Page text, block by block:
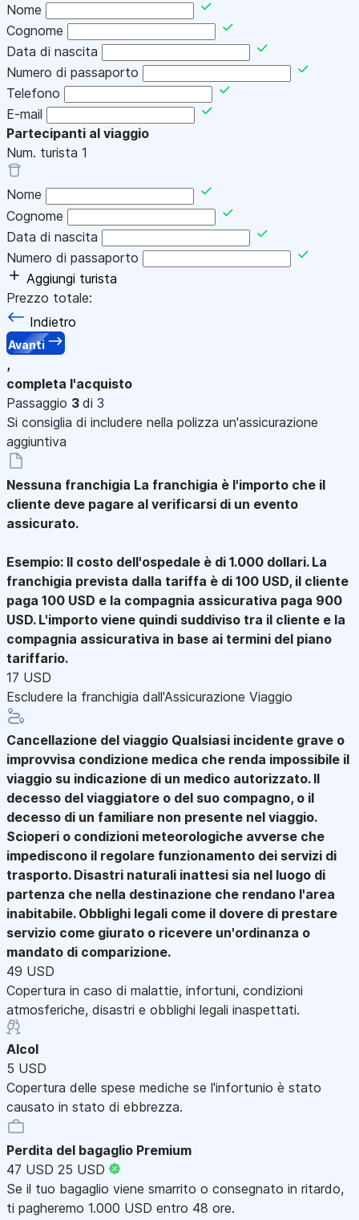
Nome
Cognome
Data di nascita
Numero di passaporto
Telefono
E-mail
Partecipanti al viaggio
Num. turista 1
Nome
Cognome
Data di nascita
Numero di passaporto
Aggiungi turista
Prezzo totale:
Indietro
Avanti
,
completa l'acquisto
Passaggio 3 di 3
Si consiglia di includere nella polizza un'assicurazione
aggiuntiva
Nessuna franchigia La franchigia è l'importo che il
cliente deve pagare al verificarsi di un evento
assicurato.
Esempio: Il costo dell'ospedale è di 1.000 dollari. La
franchigia prevista dalla tariffa è di 100 USD, il cliente
paga 100 USD e la compagnia assicurativa paga 900
USD. L'importo viene quindi suddiviso tra il cliente e la
compagnia assicurativa in base ai termini del piano
tariffario.
17 USD
Escludere la franchigia dall'Assicurazione Viaggio
Cancellazione del viaggio Qualsiasi incidente grave o
improvvisa condizione medica che renda impossibile il
viaggio su indicazione di un medico autorizzato. Il
decesso del viaggiatore o del suo compagno, o il
decesso di un familiare non presente nel viaggio.
Scioperi o condizioni meteorologiche avverse che
impediscono il regolare funzionamento dei servizi di
trasporto. Disastri naturali inattesi sia nel luogo di
partenza che nella destinazione che rendano l'area
inabitabile. Obblighi legali come il dovere di prestare
servizio come giurato o ricevere un'ordinanza o
mandato di comparizione.
49 USD
Copertura in caso di malattie, infortuni, condizioni
atmosferiche, disastri e obblighi legali inaspettati.
Alcol
5 USD
Copertura delle spese mediche se l'infortunio è stato
causato in stato di ebbrezza.
Perdita del bagaglio Premium
47 USD 25 USD
Se il tuo bagaglio viene smarrito o consegnato in ritardo,
ti pagheremo 1.000 USD entro 48 ore.